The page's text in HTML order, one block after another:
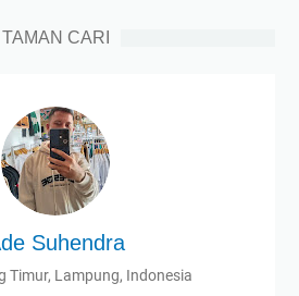
TAMAN CARI
Suhendra
Timur, Lampung, Indonesia